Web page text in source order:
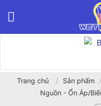
Trang chủ / Sản phẩm /
Nguồn - Ổn Áp/